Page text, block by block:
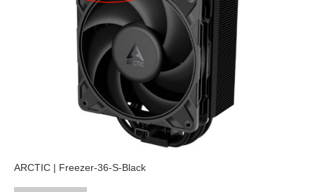
ARCTIC | Freezer-36-S-Black